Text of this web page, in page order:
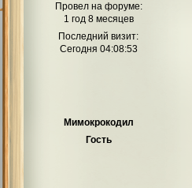
Провел на форуме:
1 год 8 месяцев
Последний визит:
Сегодня 04:08:53
Мимокрокодил
Гость